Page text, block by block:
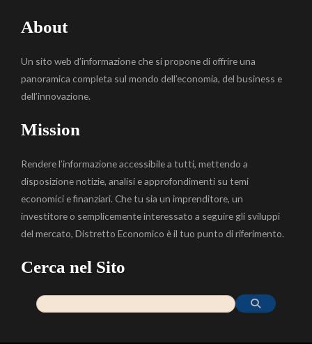
About
Un sito web d’informazione che si propone di offrire una
panoramica completa sul mondo dell’economia, del business e
dell’innovazione.
Mission
Rendere l’informazione accessibile a tutti, mettendo a
disposizione notizie, analisi e approfondimenti su temi
economici e finanziari. Che tu sia un imprenditore, un
investitore o semplicemente interessato a seguire gli sviluppi
del mercato, Distretto Economico è il tuo punto di riferimento.
Cerca nel Sito